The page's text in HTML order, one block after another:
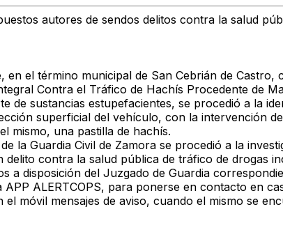
autores de sendos delitos contra la salud
el término municipal de San Cebrián de
Contra el Tráfico de Hachís Procedente de
de sustancias estupefacientes, se procedió a la
superficial del vehículo, con la intervención
mismo, una pastilla de hachís.
la Guardia Civil de Zamora se procedió a la
contra la salud pública de tráfico de drogas
a disposición del Juzgado de Guardia
ALERTCOPS, para ponerse en contacto en
móvil mensajes de aviso, cuando el mismo se